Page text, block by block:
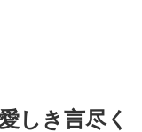
しき言尽く